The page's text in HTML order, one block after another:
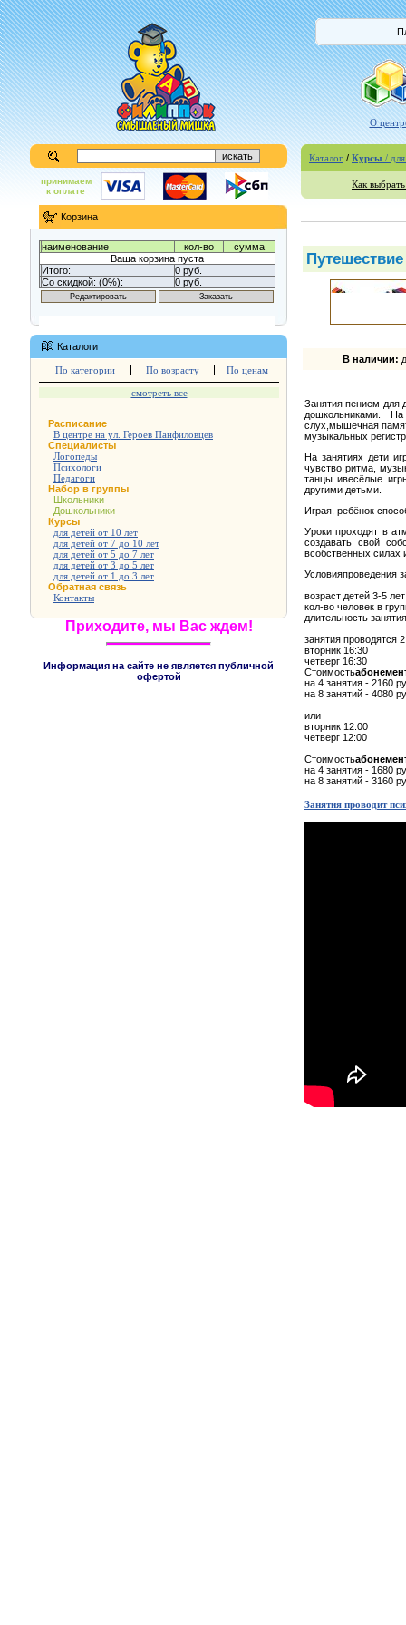
О
принимаем
к оплате
Корзина
наименование кол-во
сумма
Ваша корзина пуста
Итого:
0 руб.
Со скидкой: (0%):
0 руб.
Каталоги
По категории По возрасту По ценам
смотреть все
Расписание
В центре на ул. Героев Панфиловцев
Специалисты
Логопеды
Психологи
Педагоги
Набор в группы
Школьники
Дошкольники
Курсы
для детей от 10 лет
для детей от 7 до 10 лет
для детей от 5 до 7 лет
для детей от 3 до 5 лет
для детей от 1 до 3 лет
Обратная связь
Контакты
Приходите, мы Вас ждем!
Информация на сайте не является публичной
офертой
Каталог / Курсы /
Как
В наличии:
Занятия пением для
дошкольниками.
слух,мышечная
музыкальных
На занятиях дети
чувство ритма,
танцы ивесёлые
другими детьми.
Играя, ребёнок
Уроки проходят в
создавать свой
всобственных силах
Условияпроведения
возраст детей 3-5 лет
кол-во человек в
длительность
занятия проводятся
вторник 16:30
четверг 16:30
Стоимость
на 4 занятия - 2160
на 8 занятий - 4080
или
вторник 12:00
четверг 12:00
Стоимость
на 4 занятия - 1680
на 8 занятий - 3160
Занятия проводит